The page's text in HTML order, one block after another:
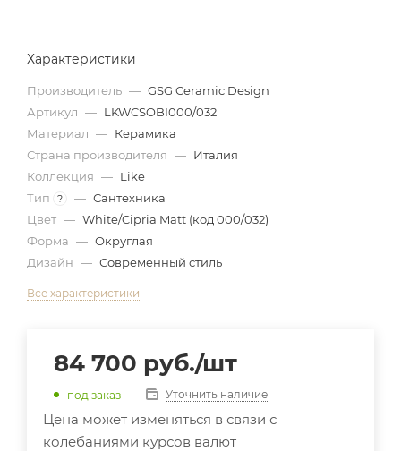
Характеристики
Производитель — GSG Ceramic Design
Артикул — LKWCSOBI000/032
Материал — Керамика
Страна производителя — Италия
Коллекция — Like
Тип
? — Сантехника
Цвет — White/Cipria Matt (код 000/032)
Форма — Округлая
Дизайн — Современный стиль
Все характеристики
84 700 руб./шт
под заказ Уточнить наличие
Цена может изменяться в связи с
колебаниями курсов валют